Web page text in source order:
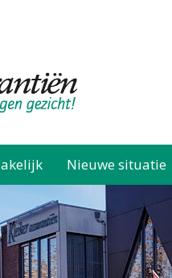
Nieuwe situatie